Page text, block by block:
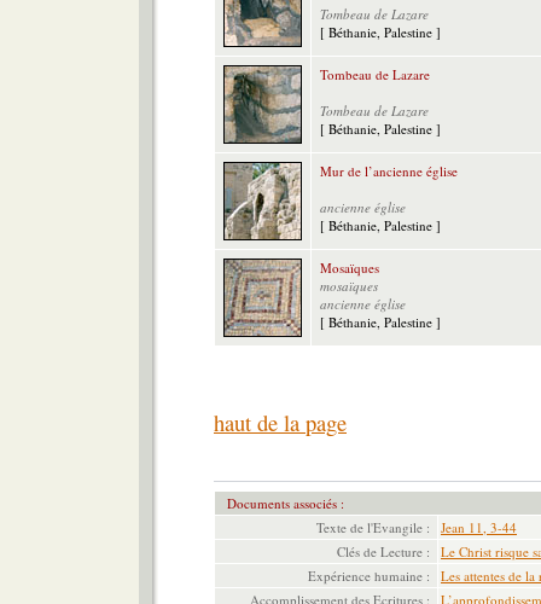
Tombeau de Lazare
[ Béthanie, Palestine ]
Tombeau de Lazare
Tombeau de Lazare
[ Béthanie, Palestine ]
Mur de l’ancienne église
ancienne église
[ Béthanie, Palestine ]
Mosaïques
mosaïques
ancienne église
[ Béthanie, Palestine ]
haut de la page
Documents associés :
Texte de l'Evangile :
Jean 11, 3-44
Clés de Lecture :
Le Christ risque
Expérience humaine :
Les attentes de
Accomplissement des Ecritures :